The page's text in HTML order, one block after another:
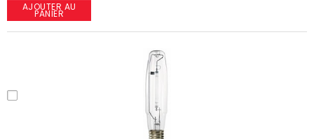
AJOUTER AU
PANIER